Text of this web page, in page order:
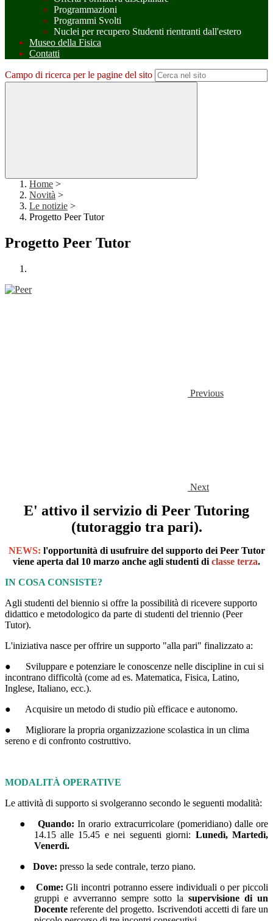
Programmazioni
Programmi Svolti
Nuclei per recupero Studenti rientranti dall'estero
Museo della Fisica
Contatti
Campo di ricerca per le pagine del sito
Home >
Novità >
Le notizie >
Progetto Peer Tutor
Progetto Peer Tutor
Previous
Next
E' attivo il servizio di Peer Tutoring
(tutoraggio tra pari).
NEWS: l'opportunità di usufruire del supporto dei Peer Tutor
viene aperta dal 10 marzo anche agli studenti di classe terza.
IN COSA CONSISTE?
Agli studenti del biennio si offre la possibilità di ricevere supporto
didattico e metodologico da parte di studenti del triennio (Peer
Tutor).
L'iniziativa nasce per offrire un supporto "alla pari" finalizzato a:
● Sviluppare e potenziare le conoscenze nelle discipline in cui si
incontrano difficoltà (come ad es. Matematica, Fisica, Latino,
Inglese, Italiano, ecc.).
● Acquisire un metodo di studio più efficace e autonomo.
● Migliorare la propria organizzazione scolastica in un clima
sereno e di confronto costruttivo.
MODALITÀ OPERATIVE
Le attività di supporto si svolgeranno secondo le seguenti modalità:
●
Quando: In orario extracurricolare (pomeridiano) dalle ore
14.15 alle 15.45 e nei seguenti giorni: Lunedì, Martedì,
Venerdì.
●
Dove: presso la sede contrale, terzo piano.
●
Come: Gli incontri potranno essere individuali o per piccoli
gruppi e avverranno sempre sotto la supervisione di un
Docente referente del progetto. Iscrivendoti accetti di fare un